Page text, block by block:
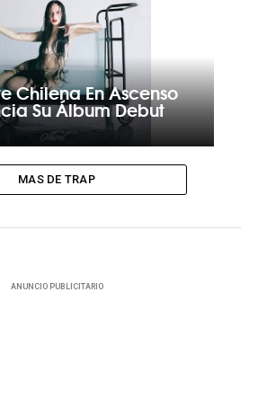
Chilena En Ascenso
Su Álbum Debut
MAS DE TRAP
ANUNCIO PUBLICITARIO